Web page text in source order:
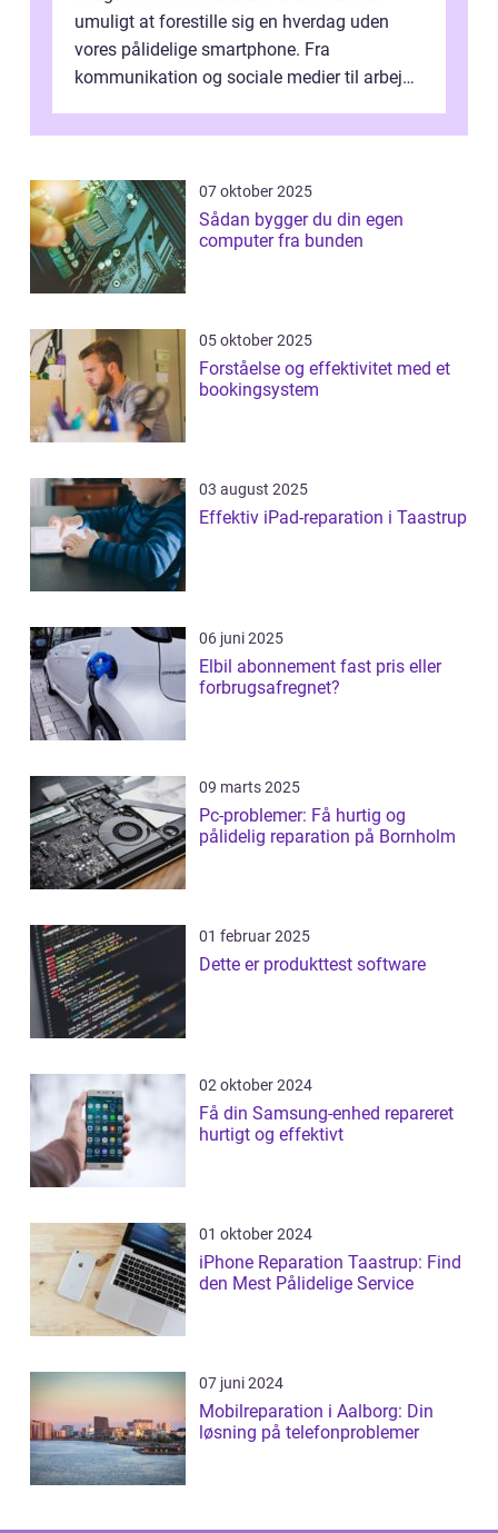
umuligt at forestille sig en hverdag uden
vores pålidelige smartphone. Fra
kommunikation og sociale medier til arbejde
07 oktober 2025
Sådan bygger du din egen
computer fra bunden
05 oktober 2025
Forståelse og effektivitet med et
bookingsystem
03 august 2025
Effektiv iPad-reparation i Taastrup
06 juni 2025
Elbil abonnement fast pris eller
forbrugsafregnet?
09 marts 2025
Pc-problemer: Få hurtig og
pålidelig reparation på Bornholm
01 februar 2025
Dette er produkttest software
02 oktober 2024
Få din Samsung-enhed repareret
hurtigt og effektivt
01 oktober 2024
iPhone Reparation Taastrup: Find
den Mest Pålidelige Service
07 juni 2024
Mobilreparation i Aalborg: Din
løsning på telefonproblemer